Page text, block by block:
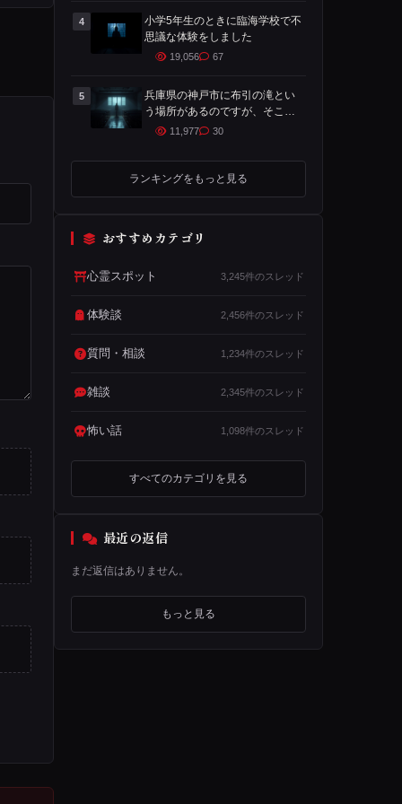
4
小学5年生のときに臨海学校で不
思議な体験をしました
19,056 67
5
兵庫県の神戸市に布引の滝とい
う場所があるのですが、そこで
心霊体験をした時の話です
11,977 30
ランキングをもっと見る
おすすめカテゴリ
心霊スポット 3,245件のスレッド
体験談 2,456件のスレッド
質問・相談 1,234件のスレッド
雑談 2,345件のスレッド
怖い話 1,098件のスレッド
すべてのカテゴリを見る
最近の返信
まだ返信はありません。
もっと見る